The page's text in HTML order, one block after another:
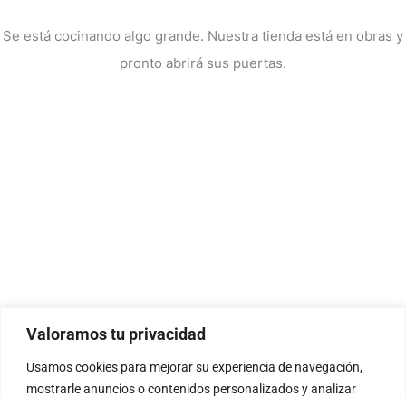
Valoramos tu privacidad
Usamos cookies para mejorar su experiencia de navegación,
mostrarle anuncios o contenidos personalizados y analizar
Se está cocinando algo grande. Nuestra tienda está en obras y
pronto abrirá sus puertas.